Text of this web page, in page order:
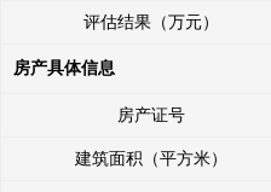
评估结果（万元）
房产具体信息
房产证号
建筑面积（平方米）